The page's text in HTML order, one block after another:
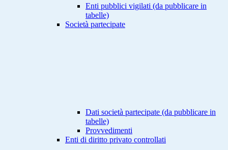
Enti pubblici vigilati (da pubblicare in
tabelle)
Società partecipate
Dati società partecipate (da pubblicare in
tabelle)
Provvedimenti
Enti di diritto privato controllati